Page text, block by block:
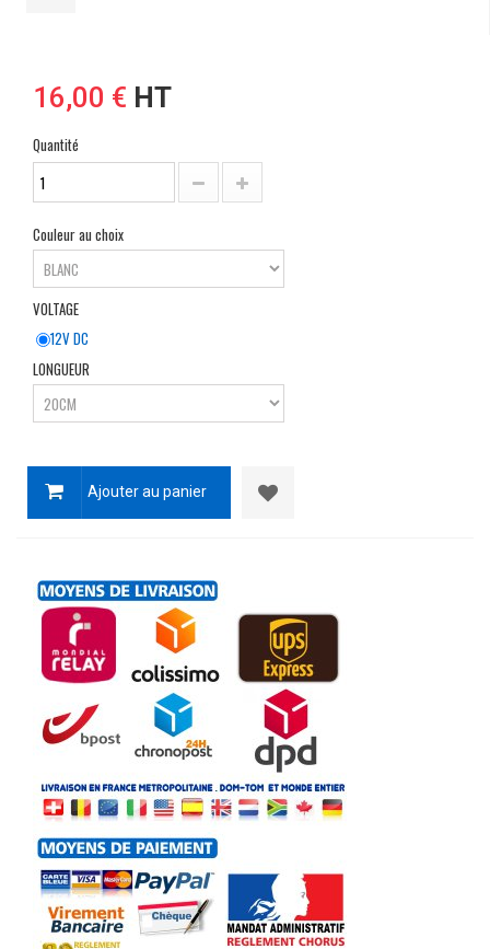
16,00 € HT
Quantité
Couleur au choix
VOLTAGE
12V DC
LONGUEUR
Ajouter au panier